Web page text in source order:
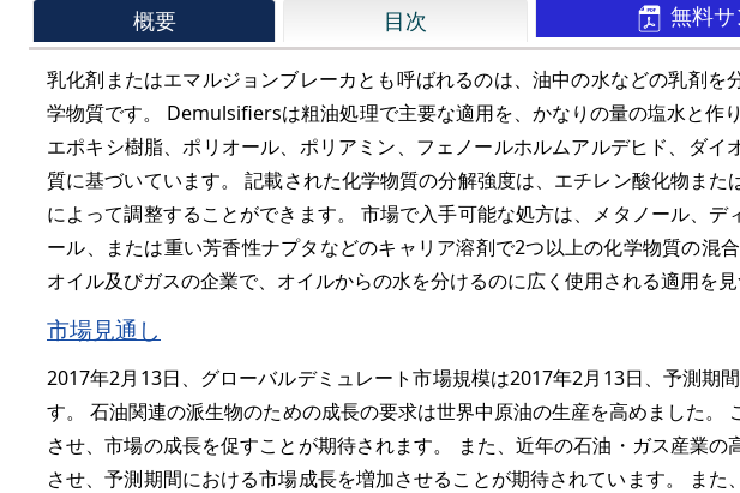
概要 目次 無料
乳化剤またはエマルジョンブレーカとも呼ばれるのは、油中の水などの乳剤を
学物質です。 Demulsifiersは粗油処理で主要な適用を、かなりの量の塩水と作
エポキシ樹脂、ポリオール、ポリアミン、フェノールホルムアルデヒド、ダイ
質に基づいています。 記載された化学物質の分解強度は、エチレン酸化物また
によって調整することができます。 市場で入手可能な処方は、メタノール、デ
ール、または重い芳香性ナプタなどのキャリア溶剤で2つ以上の化学物質の混
オイル及びガスの企業で、オイルからの水を分けるのに広く使用される適用を見
市場見通し
2017年2月13日、グローバルデミュレート市場規模は2017年2月13日、予測期
す。 石油関連の派生物のための成長の要求は世界中原油の生産を高めました。
させ、市場の成長を促すことが期待されます。 また、近年の石油・ガス産業
させ、予測期間における市場成長を増加させることが期待されています。 ま